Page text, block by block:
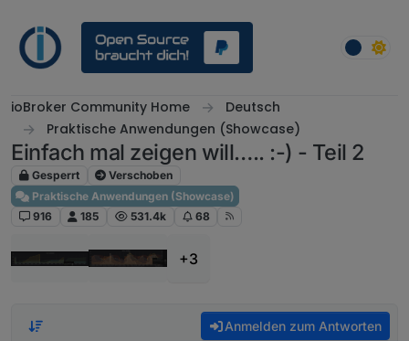
ioBroker Community Home
Deutsch
Praktische Anwendungen (Showcase)
Einfach mal zeigen will….. :-) - Teil 2
Gesperrt
Verschoben
Praktische Anwendungen (Showcase)
916
185 531.4k 68
+3
Anmelden zum Antworten